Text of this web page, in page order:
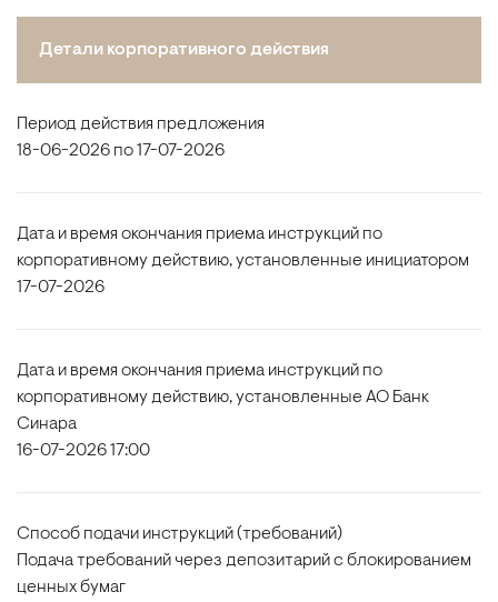
Детали корпоративного действия
Период действия предложения
18-06-2026 по 17-07-2026
Дата и время окончания приема инструкций по
корпоративному действию, установленные инициатором
17-07-2026
Дата и время окончания приема инструкций по
корпоративному действию, установленные АО Банк
Синара
16-07-2026 17:00
Способ подачи инструкций (требований)
Подача требований через депозитарий с блокированием
ценных бумаг